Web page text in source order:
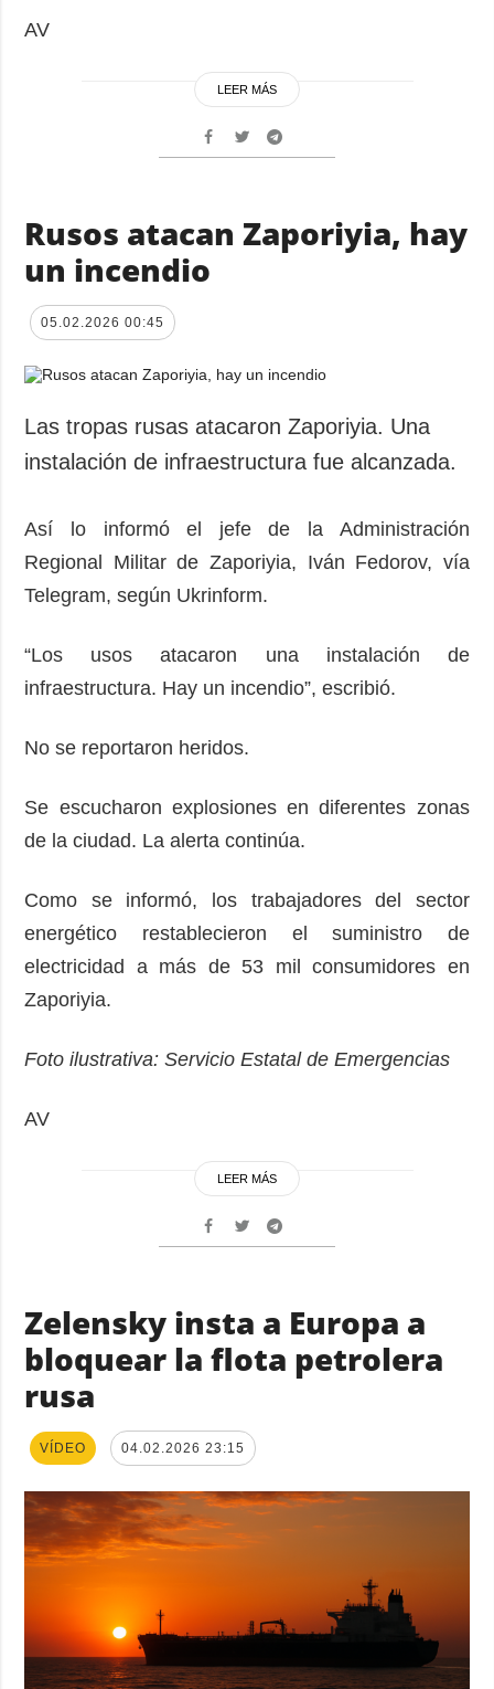
AV
LEER MÁS
Rusos atacan Zaporiyia, hay
un incendio
05.02.2026 00:45
Las tropas rusas atacaron Zaporiyia. Una
instalación de infraestructura fue alcanzada.
Así lo informó el jefe de la Administración
Regional Militar de Zaporiyia, Iván Fedorov, vía
Telegram, según Ukrinform.
“Los usos atacaron una instalación de
infraestructura. Hay un incendio”, escribió.
No se reportaron heridos.
Se escucharon explosiones en diferentes zonas
de la ciudad. La alerta continúa.
Como se informó, los trabajadores del sector
energético restablecieron el suministro de
electricidad a más de 53 mil consumidores en
Zaporiyia.
Foto ilustrativa: Servicio Estatal de Emergencias
AV
LEER MÁS
Zelensky insta a Europa a
bloquear la flota petrolera
rusa
VÍDEO 04.02.2026 23:15